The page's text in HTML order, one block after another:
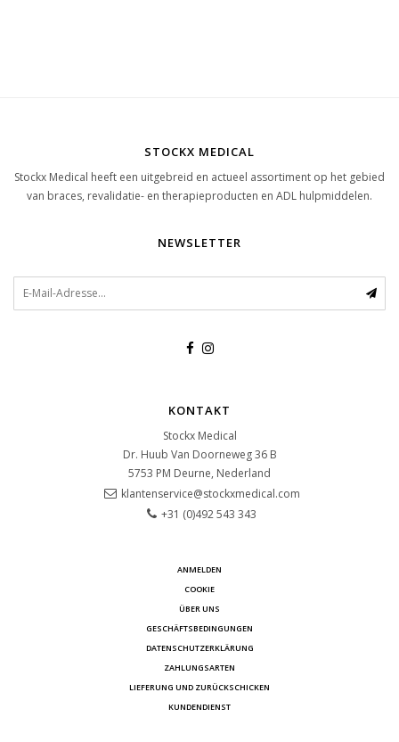
STOCKX MEDICAL
Stockx Medical heeft een uitgebreid en actueel assortiment op het gebied
van braces, revalidatie- en therapieproducten en ADL hulpmiddelen.
NEWSLETTER
KONTAKT
Stockx Medical
Dr. Huub Van Doorneweg 36 B
5753 PM Deurne, Nederland
klantenservice@stockxmedical.com
+31 (0)492 543 343
ANMELDEN
COOKIE
ÜBER UNS
GESCHÄFTSBEDINGUNGEN
DATENSCHUTZERKLÄRUNG
ZAHLUNGSARTEN
LIEFERUNG UND ZURÜCKSCHICKEN
KUNDENDIENST